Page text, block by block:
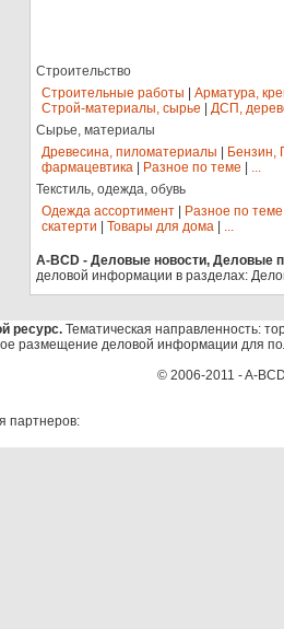
Строительство
Строительные работы
Арматура,
Строй-материалы, сырье
ДСП,
Сырье, материалы
Древесина, пиломатериалы
Бензин,
фармацевтика
Разное по теме
...
Текстиль, одежда, обувь
Одежда ассортимент
Разное по теме
скатерти
Товары для дома ...
A-BCD - Деловые новости, Деловые
деловой информации в разделах:
ресурс. Тематическая направленность:
размещение деловой информации для
© 2006-2011 - A-
партнеров: